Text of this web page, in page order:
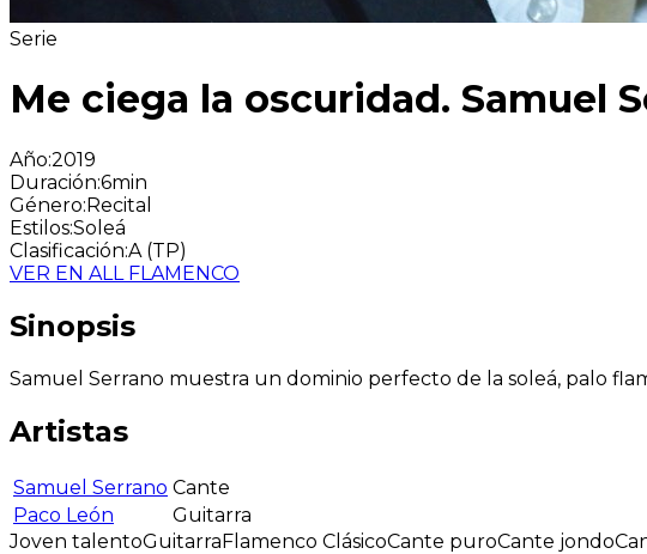
Serie
Me ciega la oscuridad. Samuel
Año:2019
Duración:6min
Género:Recital
Estilos:Soleá
Clasificación:A (TP)
VER EN ALL FLAMENCO
Sinopsis
Samuel Serrano muestra un dominio perfecto de la soleá, palo
Artistas
Samuel Serrano Cante
Paco León
Guitarra
Joven talentoGuitarraFlamenco ClásicoCante puroCante jondo